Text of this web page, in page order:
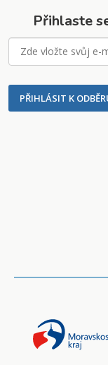
Přihlaste
PŘIHLÁSIT K